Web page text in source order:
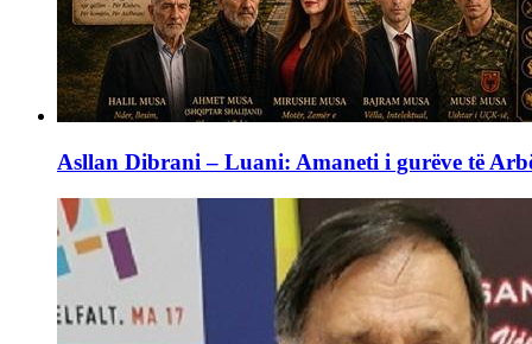
Asllan Dibrani – Luani: Amaneti i gurëve të